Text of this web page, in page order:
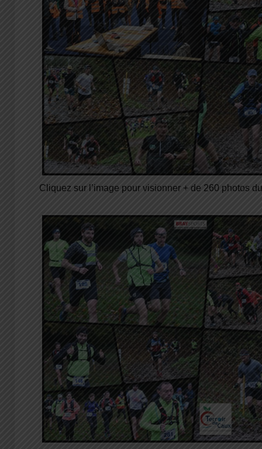
Cliquez sur l’image pour visionner + de 260 photos